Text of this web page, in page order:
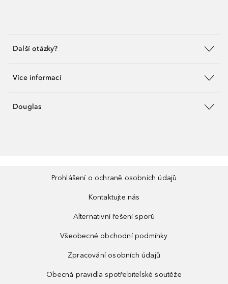
Další otázky?
Více informací
Douglas
Prohlášení o ochraně osobních údajů
Kontaktujte nás
Alternativní řešení sporů
Všeobecné obchodní podmínky
Zpracování osobních údajů
Obecná pravidla spotřebitelské soutěže